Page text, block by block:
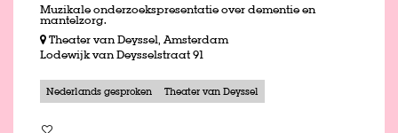
Muzikale onderzoekspresentatie over dementie en
mantelzorg.
Theater van Deyssel, Amsterdam
Lodewijk van Deysselstraat 91
Nederlands gesproken Theater van Deyssel